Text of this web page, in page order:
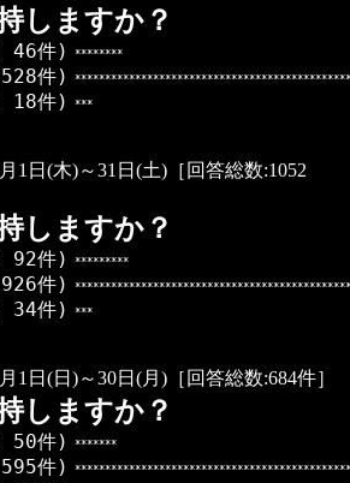
しますか？
46件) ********
件)
件) ***
1日(木)～31日(土)［回答総数:1052
しますか？
92件) *********
件)
件) ***
1日(日)～30日(月)［回答総数:684件］
しますか？
50件) *******
件)